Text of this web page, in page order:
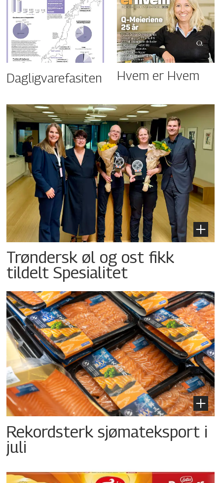
Dagligvarefasiten Hvem er Hvem
Trøndersk øl og ost fikk
tildelt Spesialitet
Rekordsterk sjømateksport i
juli